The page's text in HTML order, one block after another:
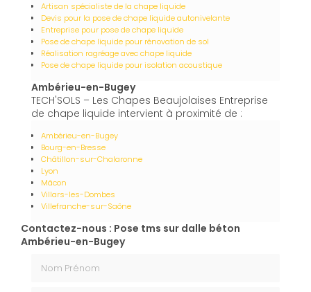
Artisan spécialiste de la chape liquide
Devis pour la pose de chape liquide autonivelante
Entreprise pour pose de chape liquide
Pose de chape liquide pour rénovation de sol
Réalisation ragréage avec chape liquide
Pose de chape liquide pour isolation acoustique
Ambérieu-en-Bugey
TECH'SOLS – Les Chapes Beaujolaises Entreprise
de chape liquide intervient à proximité de :
Ambérieu-en-Bugey
Bourg-en-Bresse
Châtillon-sur-Chalaronne
Lyon
Mâcon
Villars-les-Dombes
Villefranche-sur-Saône
Contactez-nous : Pose tms sur dalle béton
Ambérieu-en-Bugey